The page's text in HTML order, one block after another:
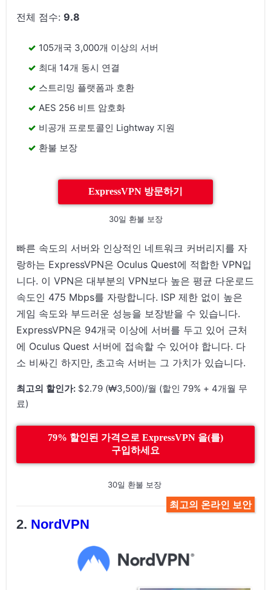
전체 점수:9.8
105개국 3,000개 이상의 서버
최대 14개 동시 연결
스트리밍 플랫폼과 호환
AES 256 비트 암호화
비공개 프로토콜인 Lightway 지원
환불 보장
ExpressVPN 방문하기
30일 환불 보장
빠른 속도의 서버와 인상적인 네트워크 커버리지를 자
랑하는 ExpressVPN은 Oculus Quest에 적합한 VPN입
니다. 이 VPN은 대부분의 VPN보다 높은 평균 다운로드
속도인 475 Mbps를 자랑합니다. ISP 제한 없이 높은
게임 속도와 부드러운 성능을 보장받을 수 있습니다.
ExpressVPN은 94개국 이상에 서버를 두고 있어 근처
에 Oculus Quest 서버에 접속할 수 있어야 합니다. 다
소 비싸긴 하지만, 초고속 서버는 그 가치가 있습니다.
최고의 할인가: $2.79 (₩3,500)/월 (할인 79% + 4개월 무
료)
79% 할인된 가격으로 ExpressVPN 을(를)
구입하세요
30일 환불 보장
최고의 온라인 보안
NordVPN